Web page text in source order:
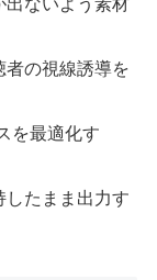
者の視線誘導を
を最適化す
したまま出力す